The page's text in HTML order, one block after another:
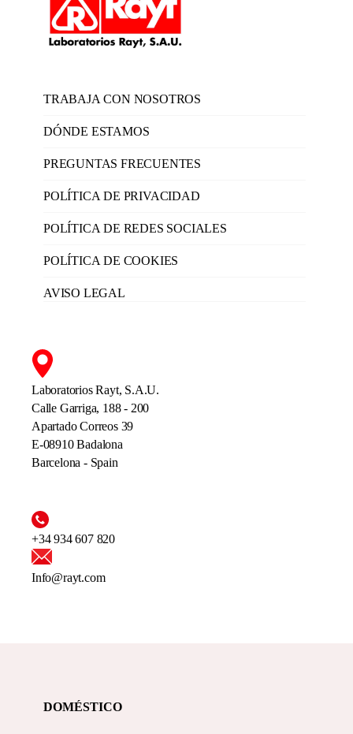
TRABAJA CON NOSOTROS
DÓNDE ESTAMOS
PREGUNTAS FRECUENTES
POLÍTICA DE PRIVACIDAD
POLÍTICA DE REDES SOCIALES
POLÍTICA DE COOKIES
AVISO LEGAL
Laboratorios Rayt, S.A.U.
Calle Garriga, 188 - 200
Apartado Correos 39
E-08910 Badalona
Barcelona - Spain
+34 934 607 820
Info@rayt.com
DOMÉSTICO